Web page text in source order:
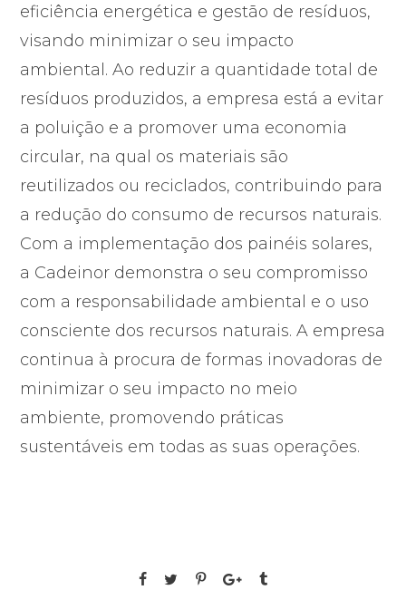
eficiência energética e gestão de resíduos,
visando minimizar o seu impacto
ambiental. Ao reduzir a quantidade total de
resíduos produzidos, a empresa está a evitar
a poluição e a promover uma economia
circular, na qual os materiais são
reutilizados ou reciclados, contribuindo para
a redução do consumo de recursos naturais.
Com a implementação dos painéis solares,
a Cadeinor demonstra o seu compromisso
com a responsabilidade ambiental e o uso
consciente dos recursos naturais. A empresa
continua à procura de formas inovadoras de
minimizar o seu impacto no meio
ambiente, promovendo práticas
sustentáveis em todas as suas operações.